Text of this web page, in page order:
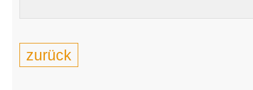
zurück